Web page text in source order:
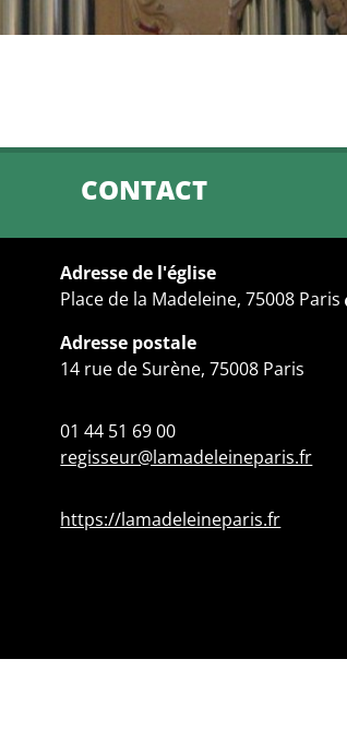
CONTACT
Adresse de l'église
Place de la Madeleine, 75008 Paris
Adresse postale
14 rue de Surène, 75008 Paris
01 44 51 69 00
regisseur@lamadeleineparis.fr
https://lamadeleineparis.fr